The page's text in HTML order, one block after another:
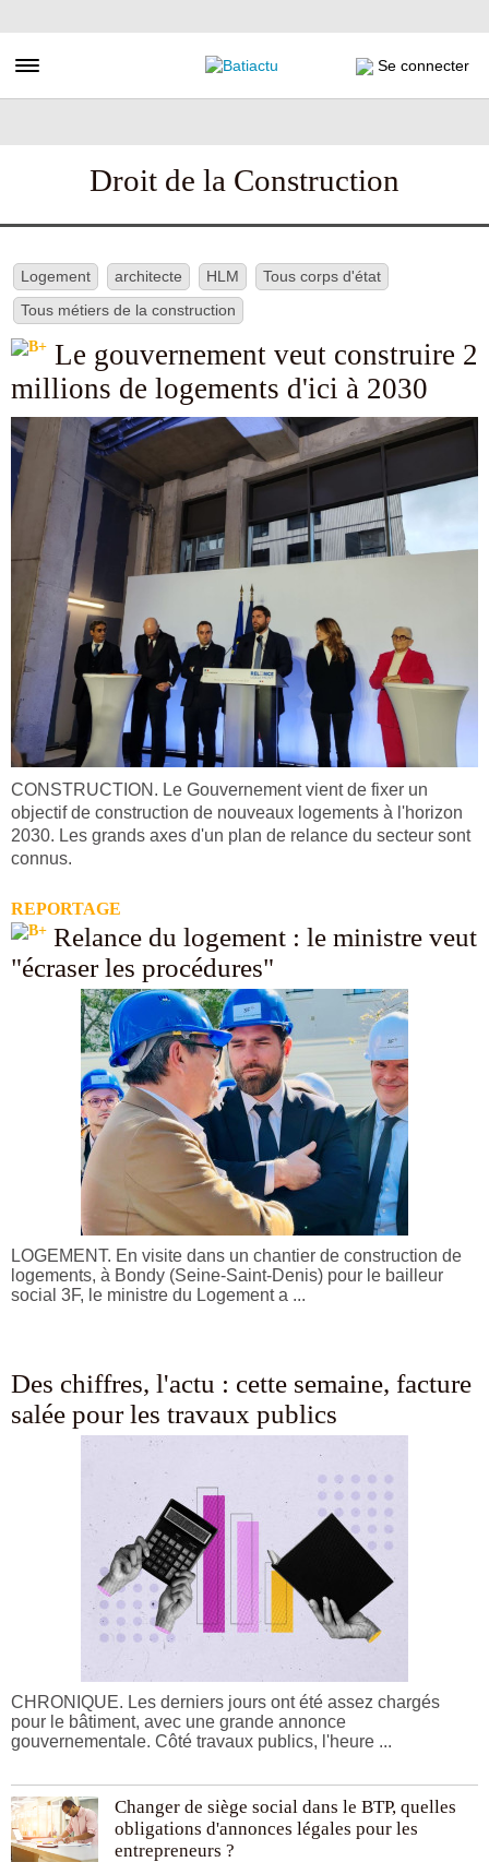
au
principal
Toggle navigation Se connecter
Droit de la Construction
Logement architecte HLM
Tous corps d'état
Tous métiers de la construction
Le gouvernement veut construire 2
millions de logements d'ici à 2030
CONSTRUCTION. Le Gouvernement vient de fixer un
objectif de construction de nouveaux logements à l'horizon
2030. Les grands axes d'un plan de relance du secteur sont
connus.
REPORTAGE
Relance du logement : le ministre veut
"écraser les procédures"
LOGEMENT. En visite dans un chantier de construction de
logements, à Bondy (Seine-Saint-Denis) pour le bailleur
social 3F, le ministre du Logement a ...
Des chiffres, l'actu : cette semaine, facture
salée pour les travaux publics
CHRONIQUE. Les derniers jours ont été assez chargés
pour le bâtiment, avec une grande annonce
gouvernementale. Côté travaux publics, l'heure ...
Changer de siège social dans le BTP, quelles
obligations d'annonces légales pour les
entrepreneurs ?